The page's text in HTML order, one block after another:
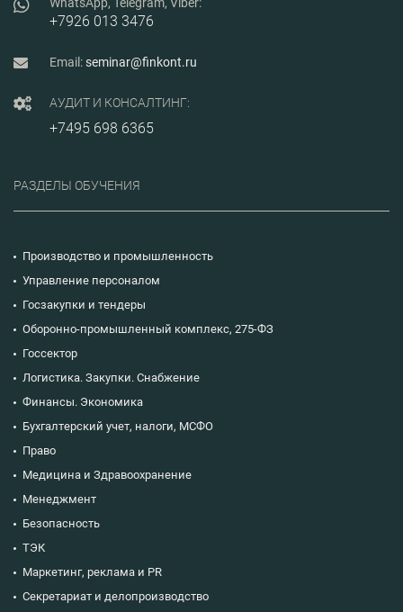
+7926 013 3476
Email:seminar@finkont.ru
АУДИТ И КОНСАЛТИНГ:
+7495 698 6365
РАЗДЕЛЫ ОБУЧЕНИЯ
Производство и промышленность
Управление персоналом
Госзакупки и тендеры
Оборонно-промышленный комплекс, 275-ФЗ
Госсектор
Логистика. Закупки. Снабжение
Финансы. Экономика
Бухгалтерский учет, налоги, МСФО
Право
Медицина и Здравоохранение
Менеджмент
Безопасность
ТЭК
Маркетинг, реклама и PR
Секретариат и делопроизводство